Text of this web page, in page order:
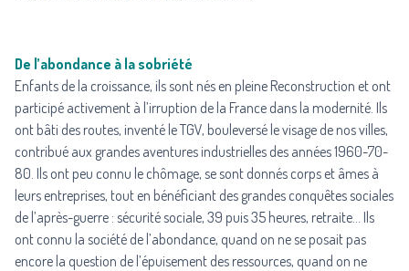
De l’abondance à la sobriété
Enfants de la croissance, ils sont nés en pleine Reconstruction et ont
participé activement à l’irruption de la France dans la modernité. Ils
ont bâti des routes, inventé le TGV, bouleversé le visage de nos villes,
contribué aux grandes aventures industrielles des années 1960-70-
80. Ils ont peu connu le chômage, se sont donnés corps et âmes à
leurs entreprises, tout en bénéficiant des grandes conquêtes sociales
de l’après-guerre : sécurité sociale, 39 puis 35 heures, retraite… Ils
ont connu la société de l’abondance, quand on ne se posait pas
encore la question de l’épuisement des ressources, quand on ne